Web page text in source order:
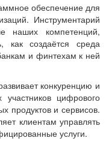
обеспечение для
Инструментарий
наших компетенций,
как создаётся среда
и финтехам к ней
конкуренцию и
цифрового
продуктов и сервисов.
клиентам управлять
услуги.